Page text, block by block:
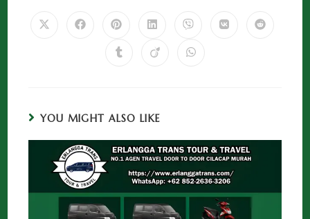
YOU MIGHT ALSO LIKE